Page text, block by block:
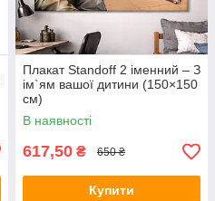
Плакат Standoff 2 іменний – З
ім`ям вашої дитини (150×150
см)
В наявності
617,50 ₴ 650 ₴
Купити